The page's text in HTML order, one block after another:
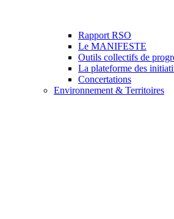
Rapport RSO
Le MANIFESTE
Outils collectifs de
La plateforme des
Concertations
Environnement & Territoires